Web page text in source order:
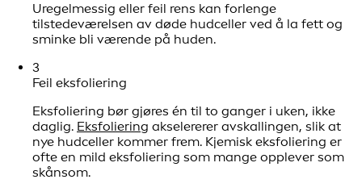
Uregelmessig eller feil rens kan forlenge
tilstedeværelsen av døde hudceller ved å la fett og
sminke bli værende på huden.
3
Feil eksfoliering
Eksfoliering bør gjøres én til to ganger i uken, ikke
daglig. Eksfoliering akselererer avskallingen, slik at
nye hudceller kommer frem. Kjemisk eksfoliering er
ofte en mild eksfoliering som mange opplever som
skånsom.